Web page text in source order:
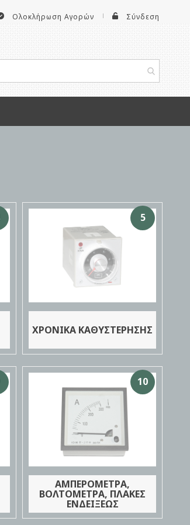
Ολοκλήρωση Αγορών Σύνδεση
5
ΧΡΟΝΙΚΑ ΚΑΘΥΣΤΕΡΗΣΗΣ
10
ΑΜΠΕΡΟΜΕΤΡΑ,
ΒΟΛΤΟΜΕΤΡΑ, ΠΛΑΚΕΣ
ΕΝΔΕΙΞΕΩΣ